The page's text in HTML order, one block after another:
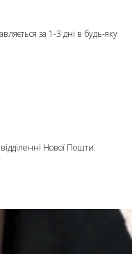
за 1-3 дні в будь-яку
Нової Пошти.